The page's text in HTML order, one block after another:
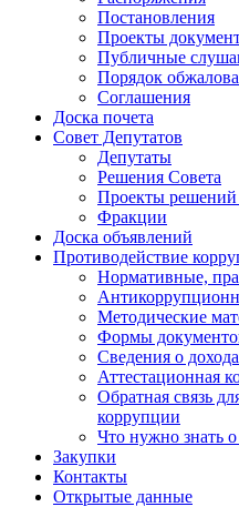
Постановления
Проекты
Публичные
Порядок
Соглашения
Доска почета
Совет Депутатов
Депутаты
Решения Совета
Проекты решений
Фракции
Доска объявлений
Противодействие
Нормативные,
Методические
Формы
Сведения о
Аттестационная
Обратная связь
коррупции
Что нужно знать
Закупки
Контакты
Открытые данные